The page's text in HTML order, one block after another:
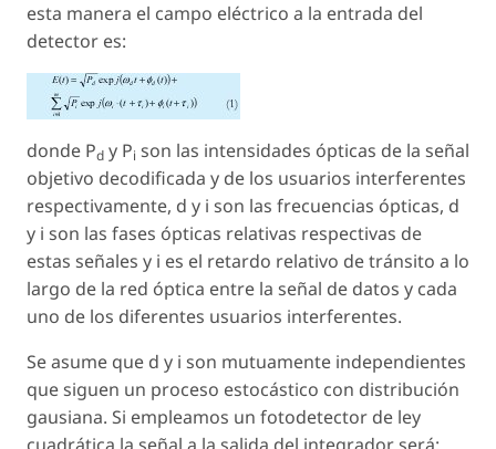
esta manera el campo eléctrico a la entrada del
detector es:
donde Pd y Pi son las intensidades ópticas de la señal
objetivo decodificada y de los usuarios interferentes
respectivamente, d y i son las frecuencias ópticas, d
y i son las fases ópticas relativas respectivas de
estas señales y i es el retardo relativo de tránsito a lo
largo de la red óptica entre la señal de datos y cada
uno de los diferentes usuarios interferentes.
Se asume que d y i son mutuamente independientes
que siguen un proceso estocástico con distribución
gausiana. Si empleamos un fotodetector de ley